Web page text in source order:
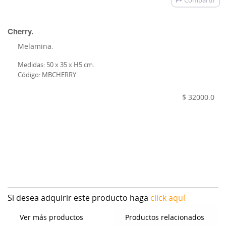
Cherry.
Melamina.
Medidas: 50 x 35 x H5 cm.
Código: MBCHERRY
$ 32000.0
Si desea adquirir este producto haga click aquí
Ver más productos Productos relacionados